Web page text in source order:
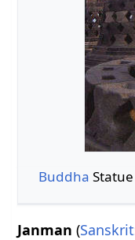
Buddha Statue
Janman (Sanskrit